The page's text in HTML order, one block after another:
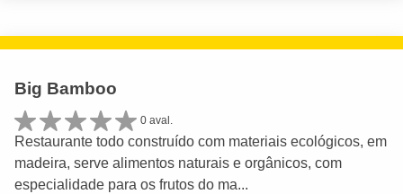
Big Bamboo
0 aval.
Restaurante todo construído com materiais ecológicos, em
madeira, serve alimentos naturais e orgânicos, com
especialidade para os frutos do ma...